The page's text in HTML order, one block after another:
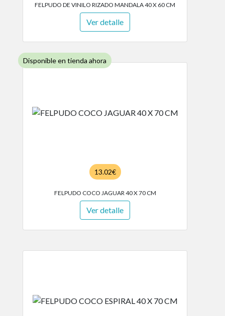
FELPUDO DE VINILO RIZADO MANDALA 40 X 60 CM
Ver detalle
Disponible en tienda ahora
13.02€
FELPUDO COCO JAGUAR 40 X 70 CM
Ver detalle